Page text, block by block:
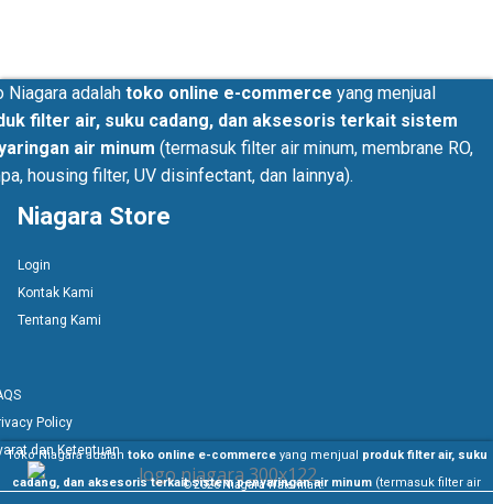
Niagara adalah toko online e-commerce yang menjual
filter air, suku cadang, dan aksesoris terkait sistem
air minum (termasuk filter air minum, membrane RO,
housing filter, UV disinfectant, dan lainnya).
Niagara Store
Login
Kontak Kami
Tentang Kami
Policy
dan Ketentuan
© 2026 Niagara Watermart.
Toko Niagara adalah toko online e-commerceyang menjual
produk filter air, suku
cadang, dan aksesoris terkait sistem penyaringan air minum (termasuk filter air